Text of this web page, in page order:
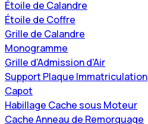
Étoile de Calandre
Étoile de Coffre
Grille de Calandre
Monogramme
Grille d'Admission d'Air
Support Plaque Immatriculation
Capot
Habillage Cache sous Moteur
Cache Anneau de Remorquage